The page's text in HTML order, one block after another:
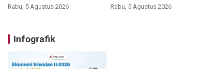
Rabu, 5 Agustus 2026 Rabu, 5 Agustus 2026
Infografik